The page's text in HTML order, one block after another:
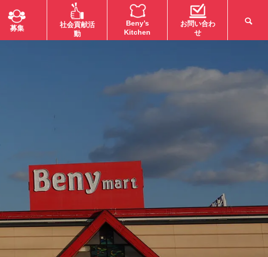
募集
社会貢献活
動
Beny’s
Kitchen
お問い合わ
せ
【MEGA能代/大館地区】メガ
のOh!Bom(お盆)準備セール！
チラシ
【MEGA弘前地区】
Bom(お盆)準備セー